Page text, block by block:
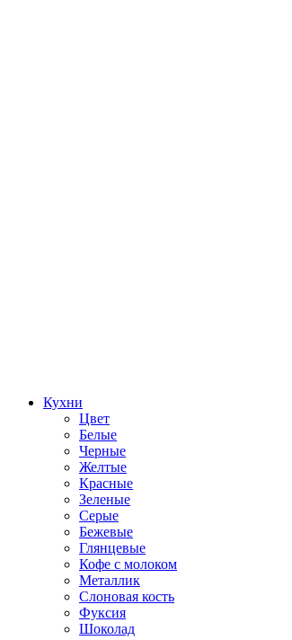
Кухни
Цвет
Белые
Черные
Желтые
Красные
Зеленые
Серые
Бежевые
Глянцевые
Кофе с молоком
Металлик
Слоновая кость
Фуксия
Шоколад